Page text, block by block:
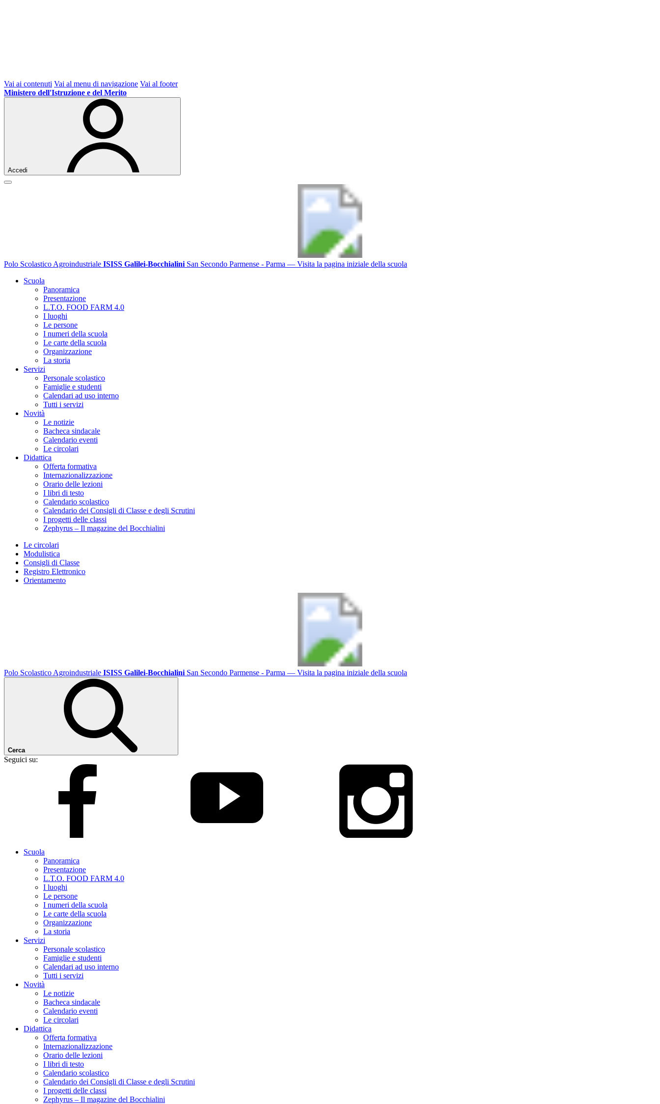
Vai ai contenuti Vai al menu di navigazione Vai al footer
Ministero dell'Istruzione e del Merito
Accedi
Polo Scolastico Agroindustriale ISISS Galilei-Bocchialini San Secondo Parmense - Parma — Visita la pagina iniziale della scuola
Scuola
Panoramica
Presentazione
L.T.O. FOOD FARM 4.0
I luoghi
Le persone
I numeri della scuola
Le carte della scuola
Organizzazione
La storia
Servizi
Personale scolastico
Famiglie e studenti
Calendari ad uso interno
Tutti i servizi
Novità
Le notizie
Bacheca sindacale
Calendario eventi
Le circolari
Didattica
Offerta formativa
Internazionalizzazione
Orario delle lezioni
I libri di testo
Calendario scolastico
Calendario dei Consigli di Classe e degli Scrutini
I progetti delle classi
Zephyrus – Il magazine del Bocchialini
Le circolari
Modulistica
Consigli di Classe
Registro Elettronico
Orientamento
Polo Scolastico Agroindustriale ISISS Galilei-Bocchialini San Secondo Parmense - Parma — Visita la pagina iniziale della scuola
Cerca
Seguici su:
Scuola
Panoramica
Presentazione
L.T.O. FOOD FARM 4.0
I luoghi
Le persone
I numeri della scuola
Le carte della scuola
Organizzazione
La storia
Servizi
Personale scolastico
Famiglie e studenti
Calendari ad uso interno
Tutti i servizi
Novità
Le notizie
Bacheca sindacale
Calendario eventi
Le circolari
Didattica
Offerta formativa
Internazionalizzazione
Orario delle lezioni
I libri di testo
Calendario scolastico
Calendario dei Consigli di Classe e degli Scrutini
I progetti delle classi
Zephyrus – Il magazine del Bocchialini